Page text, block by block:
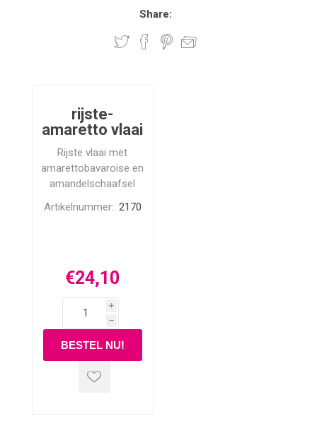
Share:
rijste-
amaretto vlaai
Rijste vlaai met
amarettobavaroise en
amandelschaafsel
Artikelnummer:: 2170
€24,10
i
h